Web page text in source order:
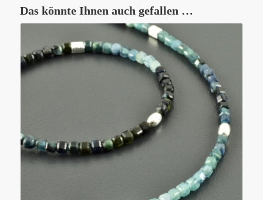
Das könnte Ihnen auch gefallen …